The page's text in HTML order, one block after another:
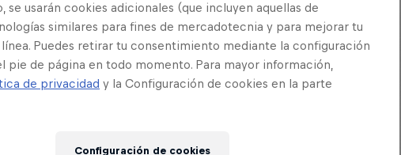
se usarán cookies adicionales (que incluyen aquellas de
similares para fines de mercadotecnia y para mejorar tu
Puedes retirar tu consentimiento mediante la configuración
pie de página en todo momento. Para mayor información,
de privacidad y la Configuración de cookies en la parte
Configuración de cookies